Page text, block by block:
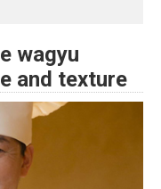
wagyu
and texture